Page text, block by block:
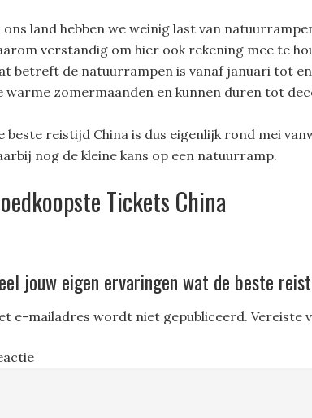
ons land hebben we weinig last van
verstandig om hier ook rekening mee te
betreft de natuurrampen is vanaf januari tot
warme zomermaanden en kunnen duren tot
beste reistijd China is dus eigenlijk rond mei
nog de kleine kans op een natuurramp.
Tickets China
jouw eigen ervaringen wat de beste
e-mailadres wordt niet gepubliceerd. Vereiste